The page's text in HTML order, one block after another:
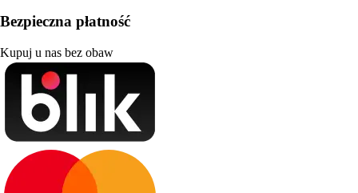
Bezpieczna płatność
Kupuj u nas bez obaw